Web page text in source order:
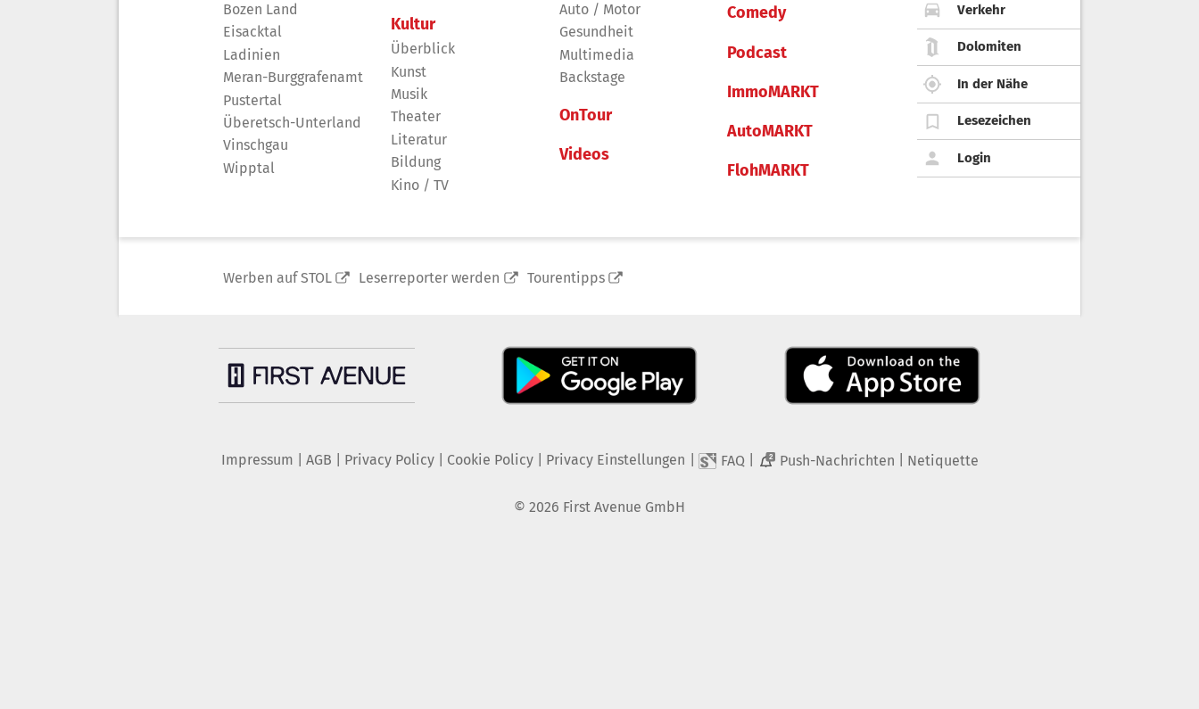
Bozen Land
Eisacktal
Ladinien
Meran-Burggrafenamt
Pustertal
Überetsch-Unterland
Vinschgau
Wipptal
Kultur
Überblick
Kunst
Musik
Theater
Literatur
Bildung
Kino / TV
Auto / Motor
Gesundheit
Multimedia
Backstage
OnTour
Videos
Comedy
Podcast
ImmoMARKT
AutoMARKT
FlohMARKT
Verkehr
Dolomiten
In der Nähe
Lesezeichen
Login
Werben auf STOL Leserreporter werden Tourentipps
Impressum AGB Privacy Policy| Cookie Policy| Privacy Einstellungen FAQ 2 Push-Nachrichten Netiquette
© 2026 First Avenue GmbH